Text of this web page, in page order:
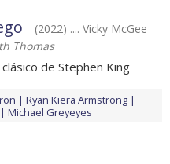
(2022) .... Vicky McGee
Thomas
de Stephen King
Ryan Kiera Armstrong
Michael Greyeyes